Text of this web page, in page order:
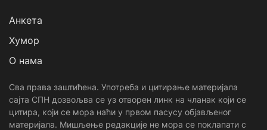
Анкета
Хумор
О нама
Сва права заштићена. Употреба и цитирање материјала
сајта СПН дозвољва се уз отворен линк на чланак који се
цитира, који се мора наћи у првом пасусу објављеног
материјала. Мишљење редакције не мора се поклапати с